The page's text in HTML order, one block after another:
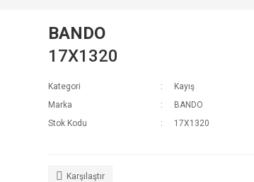
BANDO
17X1320
Kategori
Kayış
Marka
BANDO
Stok Kodu
17X1320
Karşılaştır